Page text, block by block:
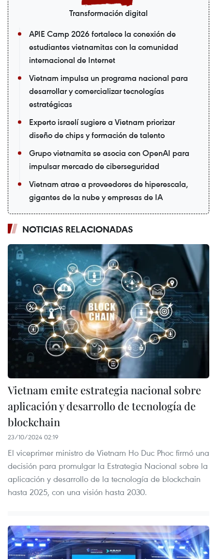
Transformación digital
APIE Camp 2026 fortalece la conexión de
estudiantes vietnamitas con la comunidad
internacional de Internet
Vietnam impulsa un programa nacional para
desarrollar y comercializar tecnologías
estratégicas
Experto israelí sugiere a Vietnam priorizar
diseño de chips y formación de talento
Grupo vietnamita se asocia con OpenAI para
impulsar mercado de ciberseguridad
Vietnam atrae a proveedores de hiperescala,
gigantes de la nube y empresas de IA
NOTICIAS RELACIONADAS
Vietnam emite estrategia nacional sobre
aplicación y desarrollo de tecnología de
blockchain
23/10/2024 02:19
El viceprimer ministro de Vietnam Ho Duc Phoc firmó una
decisión para promulgar la Estrategia Nacional sobre la
aplicación y desarrollo de la tecnología de blockchain
hasta 2025, con una visión hasta 2030.